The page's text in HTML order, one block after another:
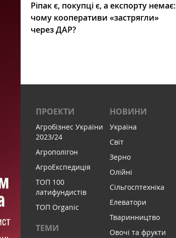
Ріпак є, покупці є, а експорту немає:
чому кооперативи «застрягли»
через ДАР?
ПРОЕКТИ
Агробізнес України
2023/24
Агрополігон
АгроЕкспедиція
ТОП 100
латифундистів
ТОП Organic
ТЕМИ
НОВИНИ
Україна
Світ
Зерно
Олійні
Сільгосптехніка
Елеватори
Тваринництво
Овочі та фрукти